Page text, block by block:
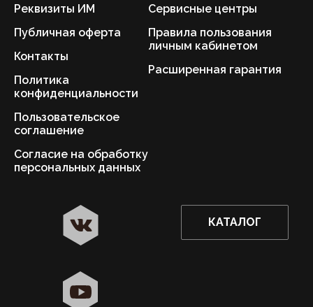
Реквизиты ИМ
Публичная оферта
Контакты
Политика
конфиденциальности
Пользовательское
соглашение
Согласие на обработку
персональных данных
Сервисные центры
Правила пользования
личным кабинетом
Расширенная гарантия
КАТАЛОГ